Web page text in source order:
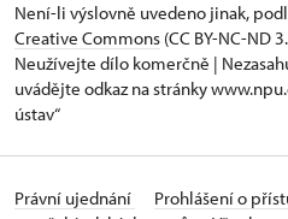
Není-li výslovně uvedeno jinak,
Creative Commons (CC BY-NC-ND
Neužívejte dílo komerčně |
uvádějte odkaz na stránky
ústav“
Právní ujednání Prohlášení o